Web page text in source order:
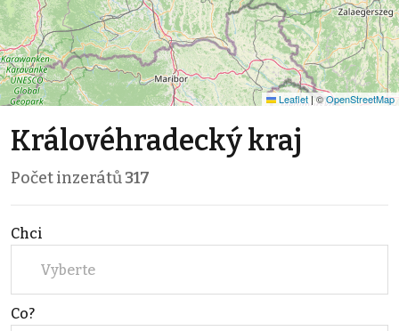
Leaflet |©OpenStreetMap
Královéhradecký kraj
Počet inzerátů317
Chci
Vyberte
Co?